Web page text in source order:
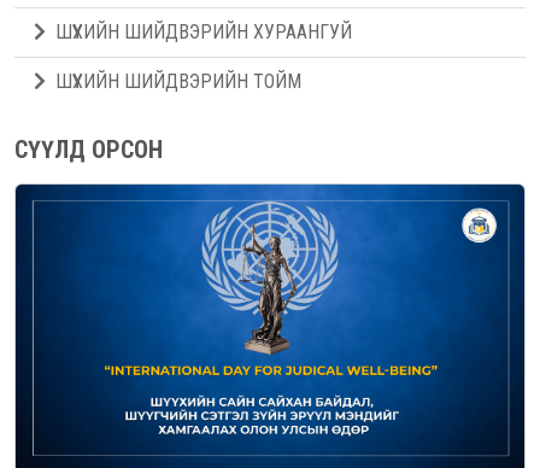
ШҮҮХИЙН ШИЙДВЭРИЙН ХУРААНГУЙ
ШҮҮХИЙН ШИЙДВЭРИЙН ТОЙМ
СҮҮЛД ОРСОН